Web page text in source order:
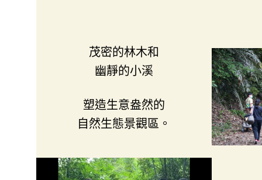
茂密的林木和
幽靜的小溪
塑造生意盎然的
自然生態景觀區。